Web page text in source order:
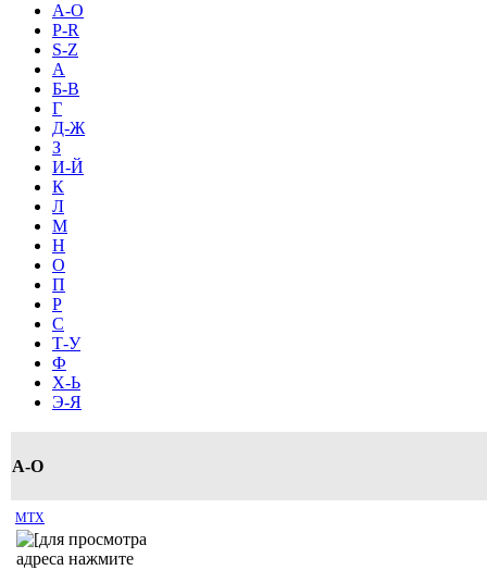
A-O
P-R
S-Z
А
Б-В
Г
Д-Ж
З
И-Й
К
Л
М
Н
О
П
Р
С
Т-У
Ф
Х-Ь
Э-Я
A-O
MTX